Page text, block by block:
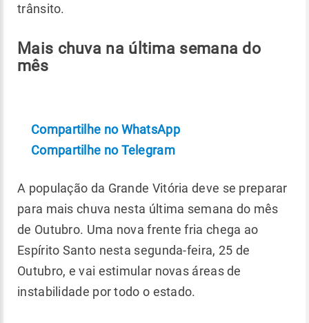
trânsito.
Mais chuva na última semana do
mês
Compartilhe no WhatsApp
Compartilhe no Telegram
A população da Grande Vitória deve se preparar
para mais chuva nesta última semana do mês
de Outubro. Uma nova frente fria chega ao
Espírito Santo nesta segunda-feira, 25 de
Outubro, e vai estimular novas áreas de
instabilidade por todo o estado.